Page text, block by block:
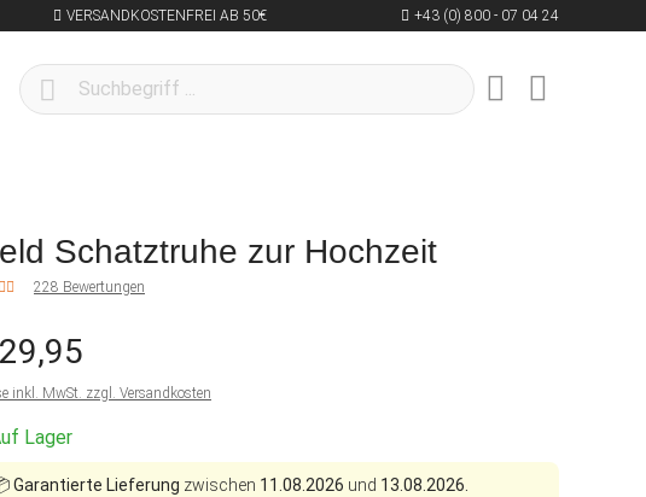
VERSANDKOSTENFREI AB 50€ +43 (0) 800 - 07 04 24
Schatztruhe zur Hochzeit
228 Bewertungen
inkl. MwSt. zzgl. Versandkosten
Lager
Garantierte Lieferung zwischen 11.08.2026 und 13.08.2026.